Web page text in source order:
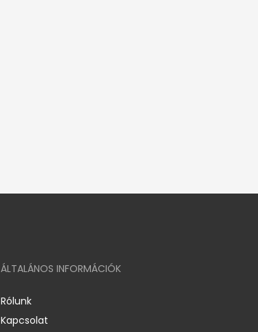
ÁLTALÁNOS INFORMÁCIÓK
Rólunk
Kapcsolat